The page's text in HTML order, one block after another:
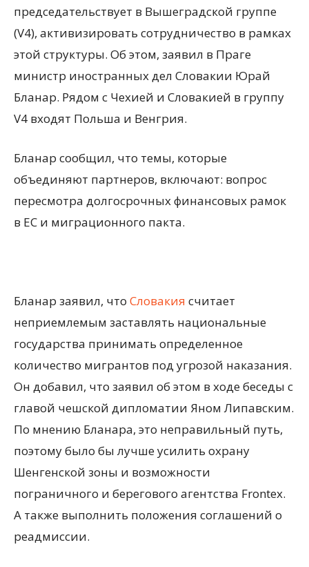
председательствует в Вышеградской группе
(V4), активизировать сотрудничество в рамках
этой структуры. Об этом, заявил в Праге
министр иностранных дел Словакии Юрай
Бланар. Рядом с Чехией и Словакией в группу
V4 входят Польша и Венгрия.
Бланар сообщил, что темы, которые
объединяют партнеров, включают: вопрос
пересмотра долгосрочных финансовых рамок
в ЕС и миграционного пакта.
Бланар заявил, что Словакия считает
неприемлемым заставлять национальные
государства принимать определенное
количество мигрантов под угрозой наказания.
Он добавил, что заявил об этом в ходе беседы с
главой чешской дипломатии Яном Липавским.
По мнению Бланара, это неправильный путь,
поэтому было бы лучше усилить охрану
Шенгенской зоны и возможности
пограничного и берегового агентства Frontex.
А также выполнить положения соглашений о
реадмиссии.